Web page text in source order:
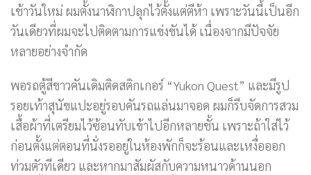
เช้าวันใหม่ ผมตั้งนาฬิกาปลุกไว้ตั้งแต่ตีห้า เพราะวันนี้เป็นอีก
วันเดียวที่ผมจะไปติดตามการแข่งขันได้ เนื่องจากมีปัจจัย
หลายอย่างจำกัด
พอรถตู้สีขาวคันเดิมติดสติกเกอร์ “Yukon Quest” และมีรูป
รอยเท้าสุนัขแปะอยู่รอบคันรถแล่นมาจอด ผมก็รีบจัดการสวม
เสื้อผ้าที่เตรียมไว้ซ้อนทับเข้าไปอีกหลายชั้น เพราะถ้าใส่ไว้
ก่อนตั้งแต่ตอนที่นั่งรออยู่ในห้องพักก็จะร้อนและเหงื่อออก
ท่วมตัวทีเดียว และหากมาสัมผัสกับความหนาวด้านนอก